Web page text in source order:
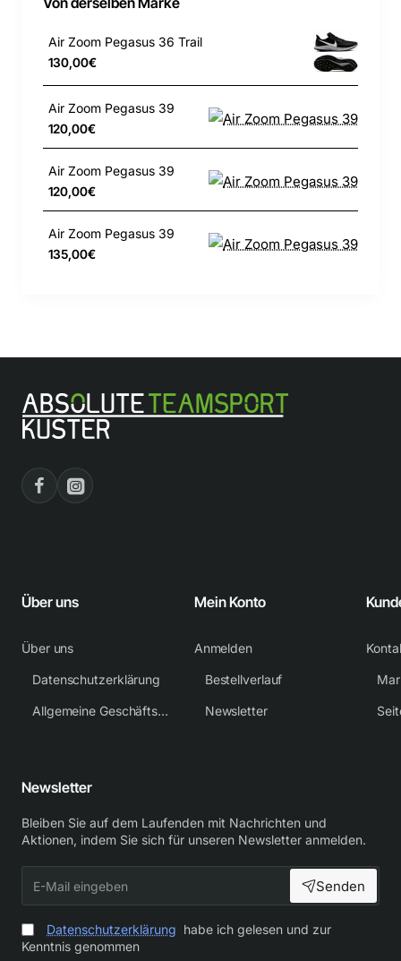
Air Zoom Pegasus 36 Trail
130,00€
Air Zoom Pegasus 39
120,00€
Air Zoom Pegasus 39
120,00€
Air Zoom Pegasus 39
135,00€
Über uns
Über uns
Datenschutzerklärung
Allgemeine Geschäftsbedingungen
Mein Konto
Anmelden
Bestellverlauf
Newsletter
Newsletter
Bleiben Sie auf dem Laufenden mit Nachrichten und
Aktionen, indem Sie sich für unseren Newsletter anmelden.
Mail
eingeben
Senden
Datenschutzerklärung habe ich gelesen und zur
Kenntnis genommen